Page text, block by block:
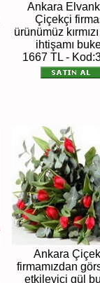
Ankara
Çiçekçi
ürünümüz
ihtişamı
1667 TL -
Ankara
firmamızdan
etkileyici gül